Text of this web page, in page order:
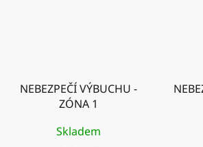
NEBEZPEČÍ VÝBUCHU -
ZÓNA 1
Skladem